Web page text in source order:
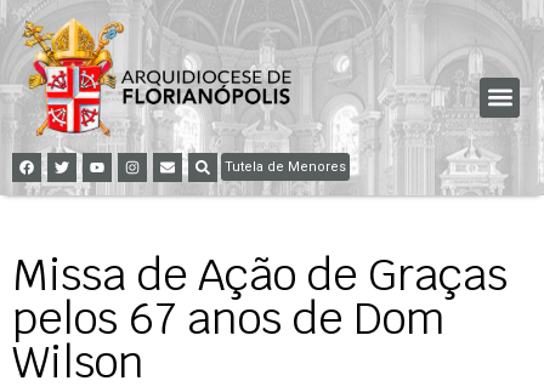
Tutela de Menores
Missa de Ação de Graças
pelos 67 anos de Dom
Wilson